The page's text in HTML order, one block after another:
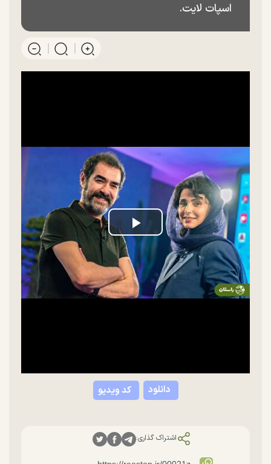
اسپات لایت.
Play
Video
کد ویدیو دانلود
اشتراک گذاری: